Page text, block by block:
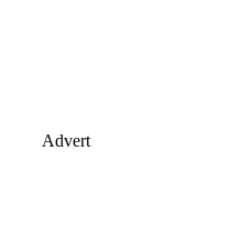
Advert